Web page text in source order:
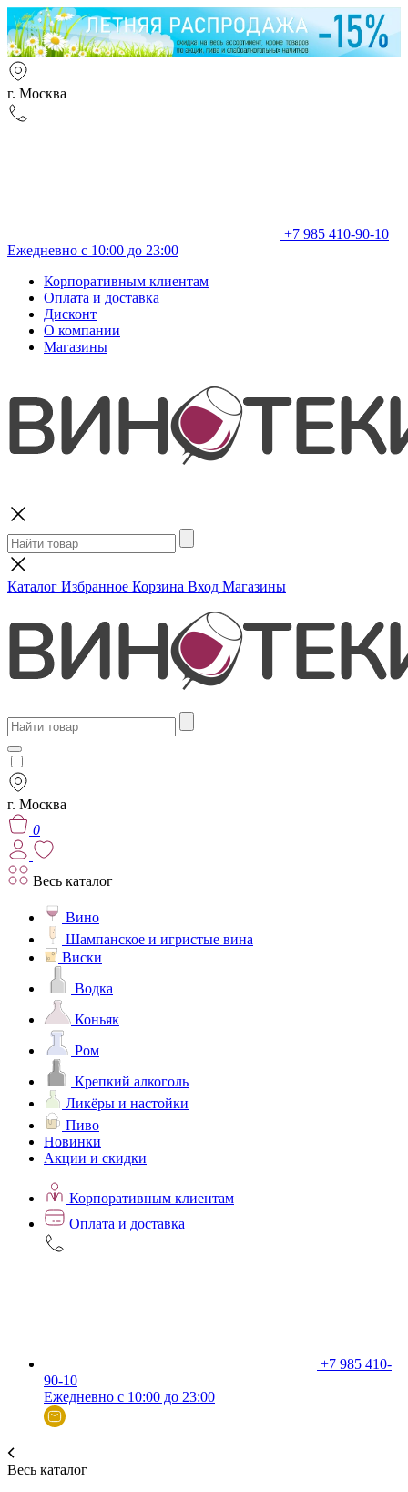
г. Москва
+7 985 410-90-10
Ежедневно с 10:00 до 23:00
Корпоративным клиентам
Оплата и доставка
Дисконт
О компании
Магазины
Каталог Избранное Корзина Вход Магазины
г. Москва
0
Весь каталог
Вино
Шампанское и игристые вина
Виски
Водка
Коньяк
Ром
Крепкий алкоголь
Ликёры и настойки
Пиво
Новинки
Акции и скидки
Корпоративным клиентам
Оплата и доставка
+7 985 410-
90-10
Ежедневно с 10:00 до 23:00
Весь каталог